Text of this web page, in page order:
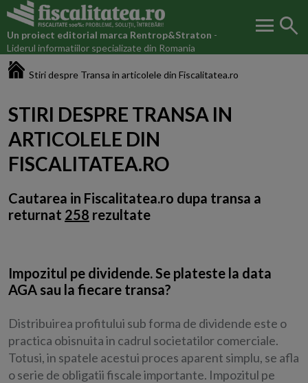
Un proiect editorial marca Rentrop&Straton -
Liderul informatiilor specializate din Romania
menu search
Stiri despre Transa in articolele din Fiscalitatea.ro
STIRI DESPRE TRANSA IN
ARTICOLELE DIN
FISCALITATEA.RO
Cautarea in Fiscalitatea.ro dupa transa a
returnat 258 rezultate
Impozitul pe dividende. Se plateste la data
AGA sau la fiecare transa?
Distribuirea profitului sub forma de dividende este o
practica obisnuita in cadrul societatilor comerciale.
Totusi, in spatele acestui proces aparent simplu, se afla
o serie de obligatii fiscale importante. Impozitul pe